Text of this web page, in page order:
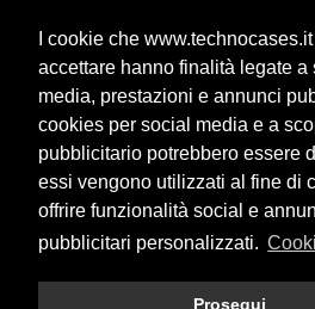
I cookie che
accettare hanno finalità legate a
media, prestazioni e annunci
cookies per social media e a
pubblicitario potrebbero essere
essi vengono utilizzati al fine di
offrire funzionalità social e
pubblicitari personalizzati.
Prosegui
Ho letto laprivacy policy del sito e
personali per ricevere comunicazioni
All trademarks are registered and/or
Products, S.L.U. its parents,
independently owned and operated by
owned by Peli Products, S.L.U